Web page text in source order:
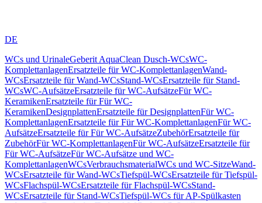
DE
WCs und UrinaleGeberit AquaClean Dusch-WCsWC-
KomplettanlagenErsatzteile für WC-KomplettanlagenWand-
WCsErsatzteile für Wand-WCsStand-WCsErsatzteile für Stand-
WCsWC-AufsätzeErsatzteile für WC-AufsätzeFür WC-
KeramikenErsatzteile für Für WC-
KeramikenDesignplattenErsatzteile für DesignplattenFür WC-
KomplettanlagenErsatzteile für Für WC-KomplettanlagenFür WC-
AufsätzeErsatzteile für Für WC-AufsätzeZubehörErsatzteile für
ZubehörFür WC-KomplettanlagenFür WC-AufsätzeErsatzteile für
Für WC-AufsätzeFür WC-Aufsätze und WC-
KomplettanlagenWCsVerbrauchsmaterialWCs und WC-SitzeWand-
WCsErsatzteile für Wand-WCsTiefspül-WCsErsatzteile für Tiefspül-
WCsFlachspül-WCsErsatzteile für Flachspül-WCsStand-
WCsErsatzteile für Stand-WCsTiefspül-WCs für AP-Spülkasten